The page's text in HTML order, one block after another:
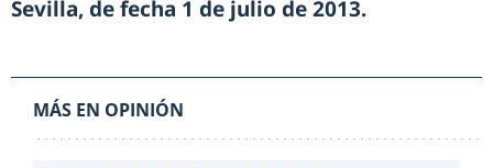
Sevilla, de fecha 1 de julio de 2013.
MÁS EN OPINIÓN